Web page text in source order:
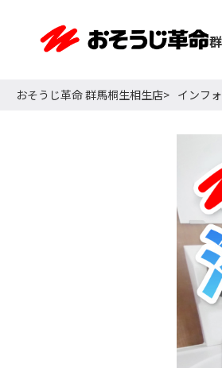
おそうじ革命 群馬桐生相生店 インフ